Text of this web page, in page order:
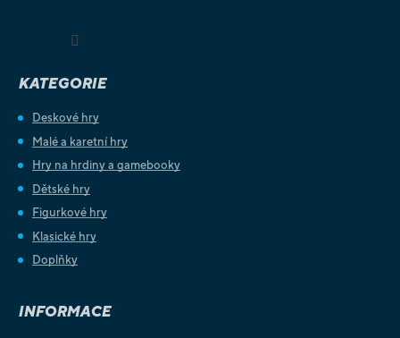
KATEGORIE
Deskové hry
Malé a karetní hry
Hry na hrdiny a gamebooky
Dětské hry
Figurkové hry
Klasické hry
Doplňky
INFORMACE